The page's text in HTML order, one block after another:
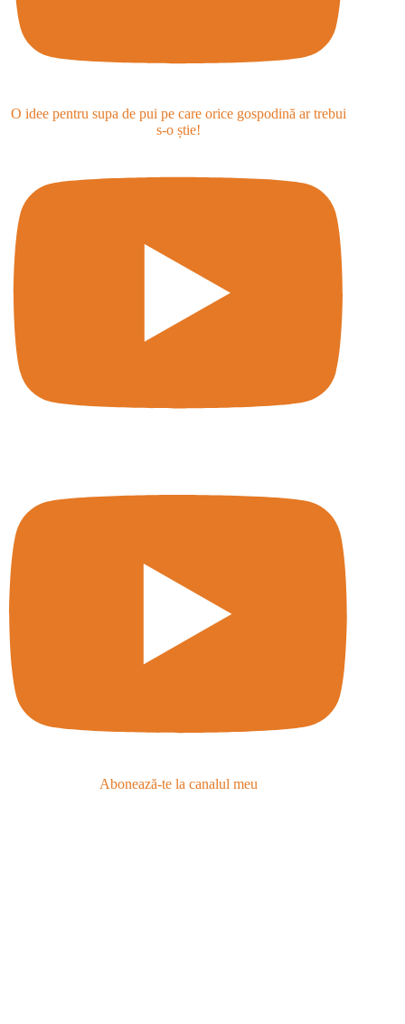
O idee pentru supa de pui pe care orice gospodină ar trebui
s-o știe!
Abonează-te la canalul meu